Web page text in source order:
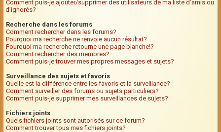
Comment puis-je ajouter/supprimer des utilisateurs de ma liste d’amis ou
d’ignorés?
Recherche dans les forums
Comment rechercher dans les forums?
Pourquoi ma recherche ne renvoie aucun résultat?
Pourquoi ma recherche retourne une page blanche!?
Comment rechercher des membres?
Comment puis-je trouver mes propres messages et sujets?
Surveillance des sujets et favoris
Quelle est la différence entre les favoris et la surveillance?
Comment surveiller des forums ou sujets particuliers?
Comment puis-je supprimer mes surveillances de sujets?
Fichiers joints
Quels fichiers joints sont autorisés sur ce forum?
Comment trouver tous mes fichiers joints?